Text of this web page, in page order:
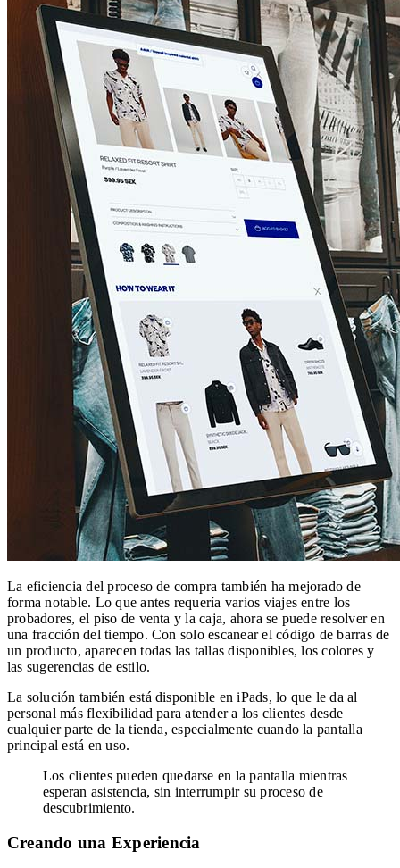
La eficiencia del proceso de compra también ha mejorado de
forma notable. Lo que antes requería varios viajes entre los
probadores, el piso de venta y la caja, ahora se puede resolver en
una fracción del tiempo. Con solo escanear el código de barras de
un producto, aparecen todas las tallas disponibles, los colores y
las sugerencias de estilo.
La solución también está disponible en iPads, lo que le da al
personal más flexibilidad para atender a los clientes desde
cualquier parte de la tienda, especialmente cuando la pantalla
principal está en uso.
Los clientes pueden quedarse en la pantalla mientras
esperan asistencia, sin interrumpir su proceso de
descubrimiento.
Creando una Experiencia